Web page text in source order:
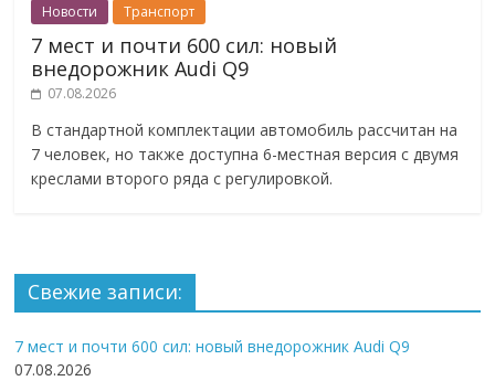
Новости Транспорт
7 мест и почти 600 сил: новый
внедорожник Audi Q9
07.08.2026
В стандартной комплектации автомобиль рассчитан на
7 человек, но также доступна 6-местная версия с двумя
креслами второго ряда с регулировкой.
Свежие записи:
7 мест и почти 600 сил: новый внедорожник Audi Q9
07.08.2026